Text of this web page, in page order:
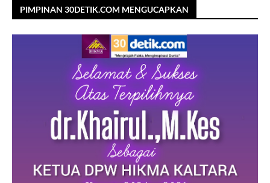
PIMPINAN 30DETIK.COM MENGUCAPKAN